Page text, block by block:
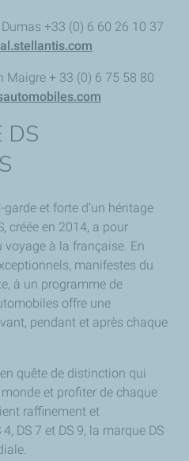
+33 (0) 6 60 26 10 37
Maigre + 33 (0) 6 75 58 80
DS
garde et forte d’un héritage
créée en 2014, a pour
voyage à la française. En
manifestes du
à un programme de
offre une
pendant et après chaque
quête de distinction qui
et profiter de chaque
raffinement et
DS 7 et DS 9, la marque DS